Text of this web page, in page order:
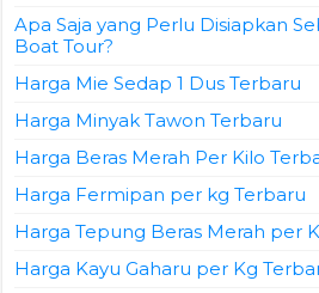
Apa Saja yang Perlu Disiapkan
Boat Tour?
Harga Mie Sedap 1 Dus Terbaru
Harga Minyak Tawon Terbaru
Harga Beras Merah Per Kilo
Harga Fermipan per kg Terbaru
Harga Tepung Beras Merah per
Harga Kayu Gaharu per Kg